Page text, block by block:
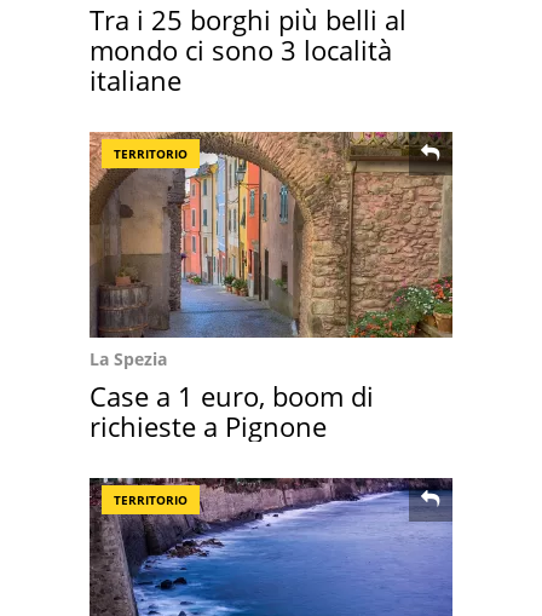
Tra i 25 borghi più belli al
mondo ci sono 3 località
italiane
TERRITORIO
La Spezia
Case a 1 euro, boom di
richieste a Pignone
TERRITORIO